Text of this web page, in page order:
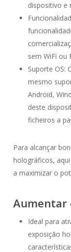
dispositivo e
sem WiFi ou
Suporte OS:
mesmo
Android,
deste
ficheiros a
Para alcançar
holográficos,
a maximizar o
Aumentar
Ideal para
exposição